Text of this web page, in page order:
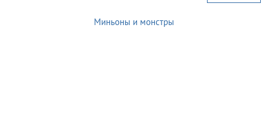
Миньоны и монстры